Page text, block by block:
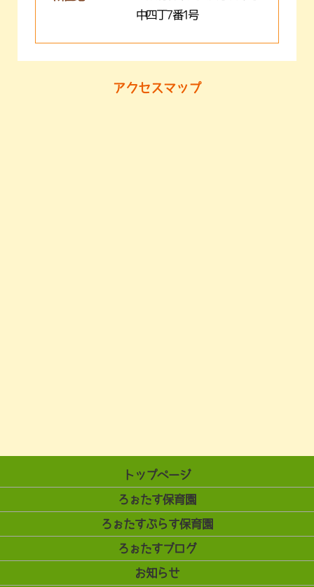
中四丁7番1号
アクセスマップ
トップページ
ろぉたす保育園
ろぉたすぷらす保育園
ろぉたすブログ
お知らせ